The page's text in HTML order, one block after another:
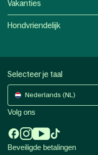
Vakanties
Hondvriendelijk
Selecteer je taal
Nederlands (NL)
Volg ons
Beveiligde betalingen